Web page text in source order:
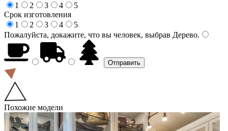
1
2 3 4
5
Срок изготовления
1
2 3 4
5
Пожалуйста, докажите, что вы человек, выбрав Дерево.
Похожие модели